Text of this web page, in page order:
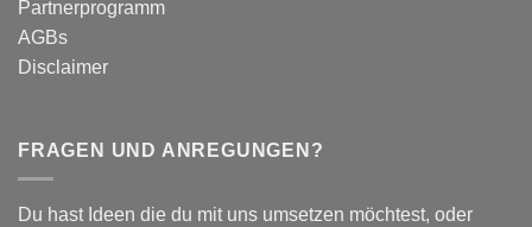
Partnerprogramm
AGBs
Disclaimer
FRAGEN UND ANREGUNGEN?
Du hast Ideen die du mit uns umsetzen möchtest, oder